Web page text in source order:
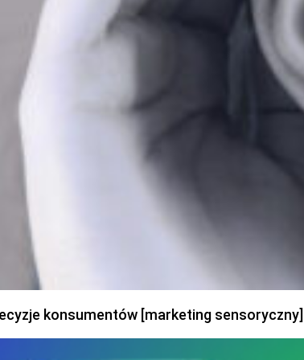
konsumentów [marketing sensoryczny]